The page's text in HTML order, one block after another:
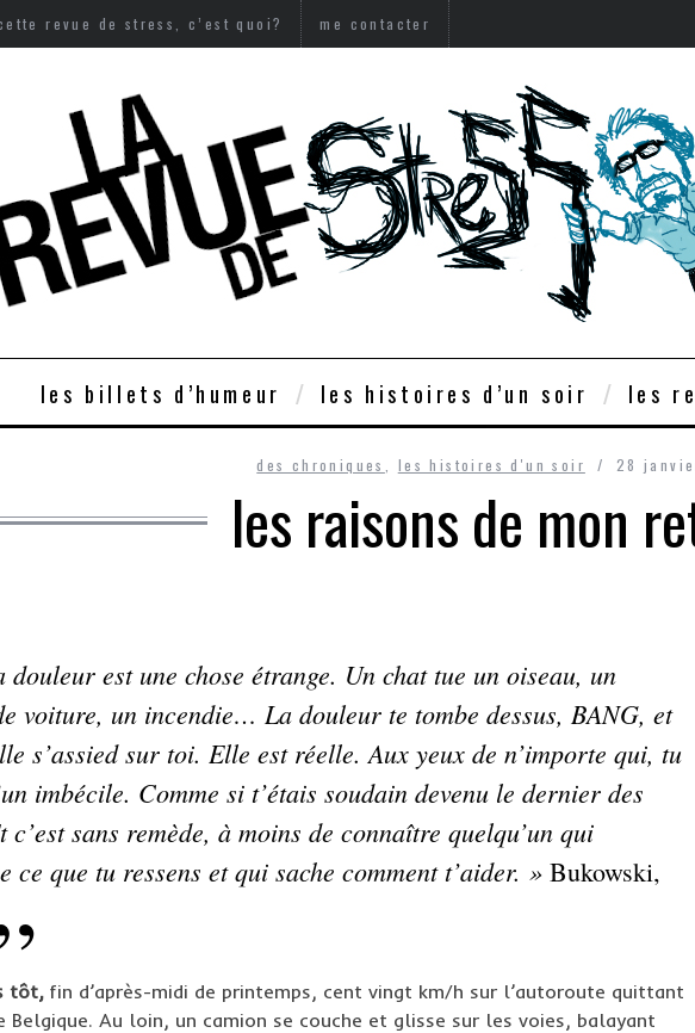
revue de stress, c’est quoi? me contacter
les billets d’humeur les histoires d’un soir les
des chroniques les histoires d'un soir 28
les raisons de mon
douleur est une chose étrange. Un chat tue un oiseau, un
voiture, un incendie… La douleur te tombe dessus, BANG, et
s’assied sur toi. Elle est réelle. Aux yeux de n’importe qui, tu
imbécile. Comme si t’étais soudain devenu le dernier des
c’est sans remède, à moins de connaître quelqu’un qui
ce que tu ressens et qui sache comment t’aider. » Bukowski,
tôt, fin d’après-midi de printemps, cent vingt km/h sur l’autoroute quittant
Belgique. Au loin, un camion se couche et glisse sur les voies, balayant